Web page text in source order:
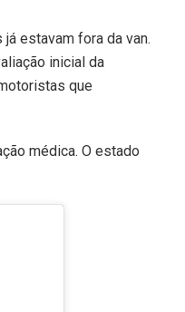
estavam fora da van.
inicial da
que
médica. O estado